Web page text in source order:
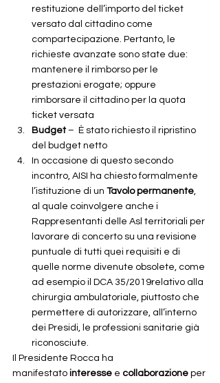
restituzione dell’importo del ticket
versato dal cittadino come
compartecipazione. Pertanto, le
richieste avanzate sono state due:
mantenere il rimborso per le
prestazioni erogate; oppure
rimborsare il cittadino per la quota
ticket versata
Budget –  È stato richiesto il ripristino
del budget netto
In occasione di questo secondo
incontro, AISI ha chiesto formalmente
l’istituzione di un Tavolo permanente,
al quale coinvolgere anche i
Rappresentanti delle Asl territoriali per
lavorare di concerto su una revisione
puntuale di tutti quei requisiti e di
quelle norme divenute obsolete, come
ad esempio il DCA 35/2019relativo alla
chirurgia ambulatoriale, piuttosto che
permettere di autorizzare, all’interno
dei Presidi, le professioni sanitarie già
riconosciute.
Il Presidente Rocca ha
manifestato interesse e collaborazione per